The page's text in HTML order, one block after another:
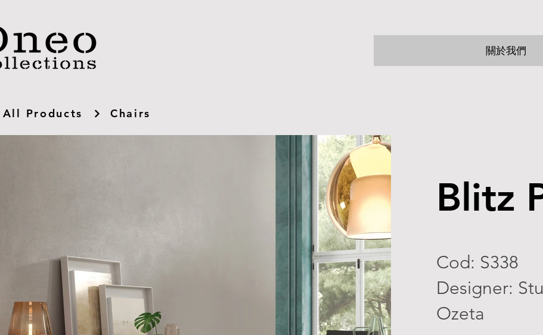
關於我們
All Products Chairs
Blitz
Cod: S338
Designer:
Ozeta